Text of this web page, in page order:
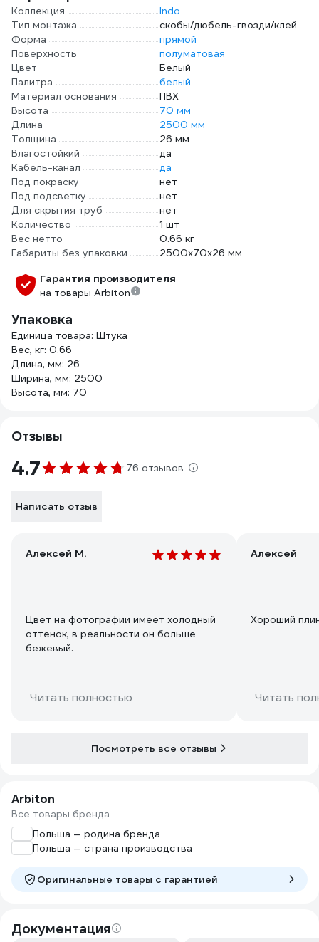
Коллекция
Indo
Тип монтажа
скобы/дюбель-гвозди/клей
Форма
прямой
Поверхность
полуматовая
Цвет
Белый
Палитра
белый
Материал основания
ПВХ
Высота
70 мм
Длина
2500 мм
Толщина
26 мм
Влагостойкий
да
Кабель-канал
да
Под покраску
нет
Под подсветку
нет
Для скрытия труб
нет
Количество
1 шт
Вес нетто
0.66 кг
Габариты без упаковки
2500х70х26 мм
Гарантия производителя
на товары Arbiton
Упаковка
Единица товара: Штука
Вес, кг: 0.66
Длина, мм: 26
Ширина, мм: 2500
Высота, мм: 70
Отзывы
4.7 76 отзывов
Написать отзыв
Алексей М.
Цвет на фотографии имеет холодный
оттенок, в реальности он больше
бежевый.
Читать полностью
Алексей
Хороший
Читать
Посмотреть все отзывы
Arbiton
Все товары бренда
Польша — родина бренда
Польша — страна производства
Оригинальные товары c гарантией
Документация